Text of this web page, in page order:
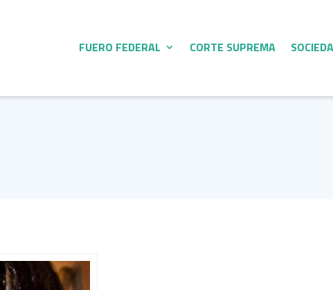
FUERO FEDERAL CORTE SUPREMA